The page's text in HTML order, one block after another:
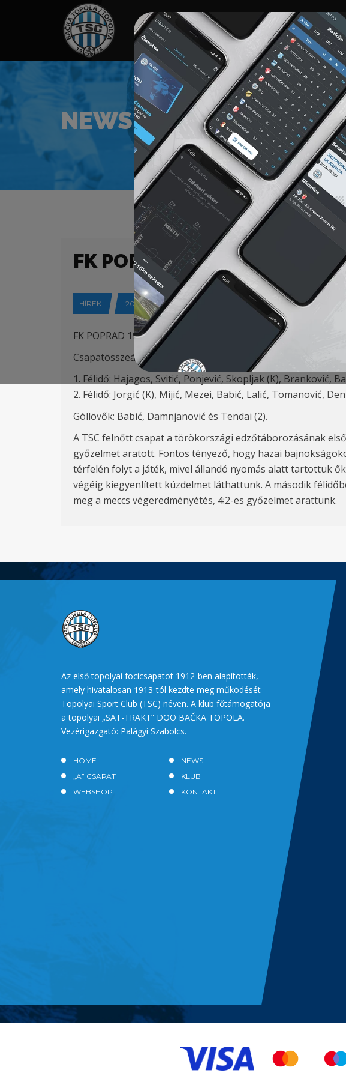
HOME TÁMOGATÓK NEWS GALÉRIA „A” CSAPAT
NEWS
FK POPRAD 1906 – FK TSC
HÍREK 2018-02-15
FK POPRAD 1906 – FK TSC 2:4
Csapatösszeállítás:
1. Félidő: Hajagos, Svitić, Ponjević, Skopljak (K), Branković,
2. Félidő: Jorgić (K), Mijić, Mezei, Babić, Lalić, Tomanović,
Góllövők: Babić, Damnjanović és Tendai (2).
A TSC felnőtt csapat a törökországi edzőtáborozásának
győzelmet aratott. Fontos tényező, hogy hazai
térfelén folyt a játék, mivel állandó nyomás alatt tartottuk
végéig kiegyenlített küzdelmet láthattunk. A második
meg a meccs végeredményétés, 4:2-es győzelmet arattunk.
Az első topolyai focicsapatot 1912-ben alapították,
amely hivatalosan 1913-tól kezdte meg működését
Topolyai Sport Club (TSC) néven. A klub főtámogatója
a topolyai „SAT-TRAKT” DOO BAČKA TOPOLA.
Vezérigazgató: Palágyi Szabolcs.
HOME
NEWS
„A” CSAPAT
KLUB
WEBSHOP
KONTAKT